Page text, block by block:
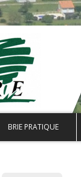
BRIE PRATIQUE